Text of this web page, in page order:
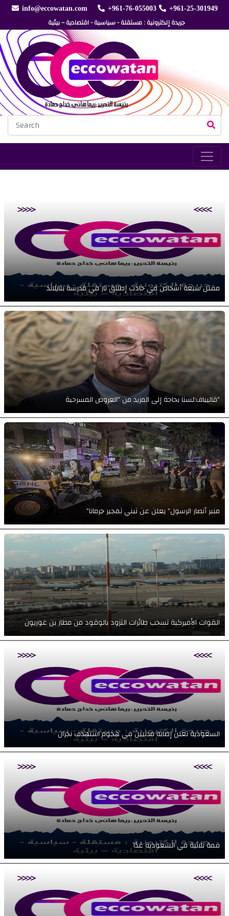
info@eccowatan.com +961-76-055003 +961-25-301949
جريدة إلكترونية : مستقلة - سياسية - اقتصادية – بيئية
مقتل سبعة أشخاص في حادث إطلاق نار في مدرسة بتايلاند
قاليباف:لسنا بحاجة إلى المزيد من "العروض المسرحية"
"منبر أنصار الرسول" يعلن عن تبني تفجير جرمانا
القوات الأميركية تسحب طائرات التزود بالوقود من مطار بن غوريون
السعودية تعلن إصابة مدنيين في هجوم استهدف نجران
قمة ثلاثية في السعودية غدًا